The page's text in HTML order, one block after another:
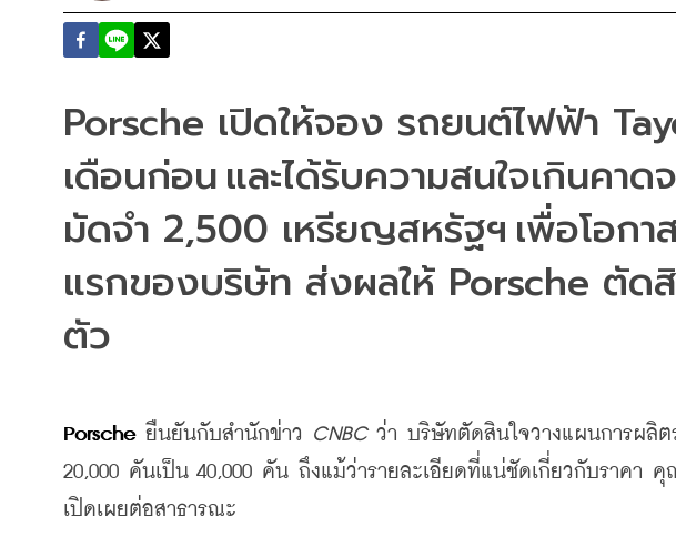
Porsche เปิดให้จอง รถยนต์ไฟฟ้า
เดือนก่อนและได้รับความสนใจเกินคา
มัดจำ 2,500 เหรียญสหรัฐฯ เพื่อโอกา
แรกของบริษัท ส่งผลให้ Porsche ตัดสิ
ตัว
Porsche ยืนยันกับสำนักข่าว CNBC ว่า บริษัทตัดสินใจวางแผนการผลิต
20,000 คันเป็น 40,000 คัน ถึงแม้ว่ารายละเอียดที่แน่ชัดเกี่ยวกับราคา คุ
เปิดเผยต่อสาธารณะ